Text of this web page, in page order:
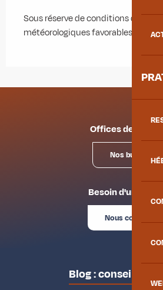
Sous réserve de conditions
météorologiques favorables.
Offices de
Nos bureaux
Besoin d'un
Nous contacter
Blog : conseils des